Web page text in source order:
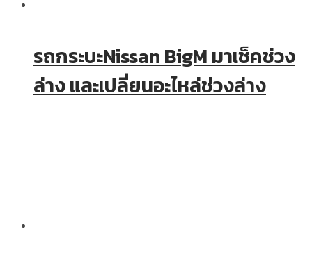
รถกระบะNissan BigM มาเช็คช่วง
ล่าง และเปลี่ยนอะไหล่ช่วงล่าง